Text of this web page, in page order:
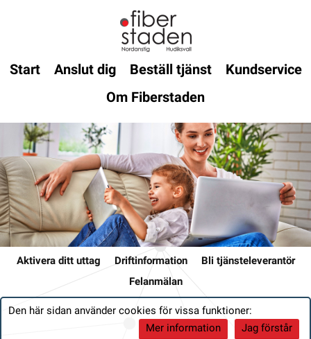
Start Anslut dig Beställ tjänst
Kundservice
Om Fiberstaden
Aktivera ditt uttag Driftinformation
Bli tjänsteleverantör
Felanmälan
Den här sidan använder cookies för vissa funktioner:
Jag förstår
Mer information